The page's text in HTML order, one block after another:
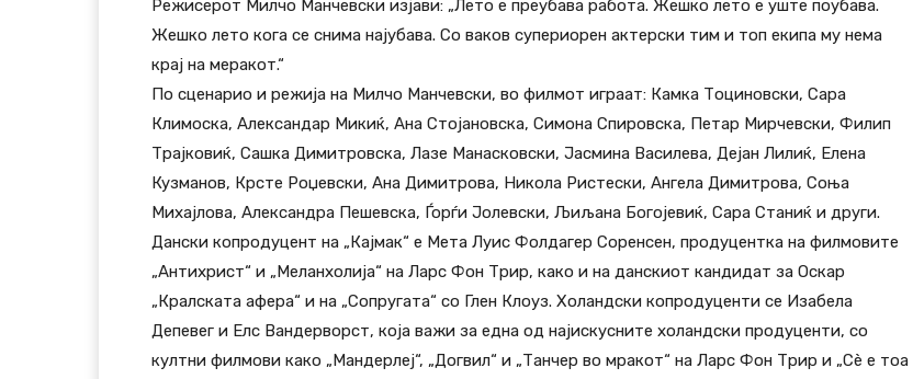
Режисерот Милчо Манчевски изјави: „Лето е преубава работа. Жешко лето е уште поубава.
Жешко лето кога се снима најубава. Со ваков супериорен актерски тим и топ екипа му нема
крај на меракот.“
По сценарио и режија на Милчо Манчевски, во филмот играат: Камка Тоциновски, Сара
Климоска, Александар Микиќ, Ана Стојановска, Симона Спировска, Петар Мирчевски, Филип
Трајковиќ, Сашка Димитровска, Лазе Манасковски, Јасмина Василева, Дејан Лилиќ, Елена
Кузманов, Крсте Роџевски, Ана Димитрова, Никола Ристески, Ангела Димитрова, Соња
Михајлова, Александра Пешевска, Ѓорѓи Јолевски, Љиљана Богојевиќ, Сара Станиќ и други.
Дански копродуцент на „Кајмак“ е Мета Луис Фолдагер Соренсен, продуцентка на филмовите
„Антихрист“ и „Меланхолија“ на Ларс Фон Трир, како и на данскиот кандидат за Оскар
„Кралската афера“ и на „Сопругата“ со Глен Клоуз. Холандски копродуценти се Изабела
Депевег и Елс Вандерворст, која важи за една од најискусните холандски продуценти, со
култни филмови како „Мандерлеј“, „Догвил“ и „Танчер во мракот“ на Ларс Фон Трир и „Сè е тоа